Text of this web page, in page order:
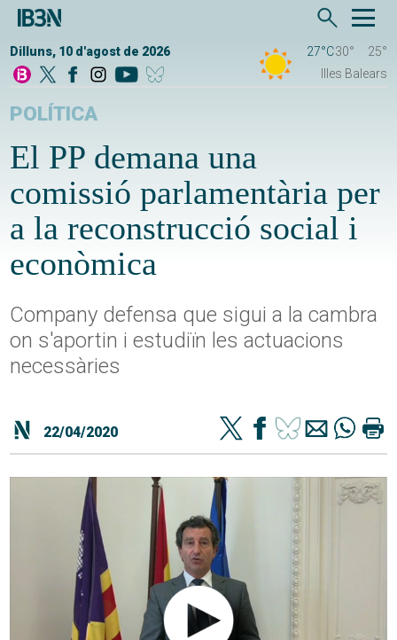
Dilluns, 10 d'agost de 2026 27°C30°
25°
Illes Balears
POLÍTICA
El PP demana una
comissió parlamentària per
a la reconstrucció social i
econòmica
Company defensa que sigui a la cambra
on s'aportin i estudiïn les actuacions
necessàries
22/04/2020